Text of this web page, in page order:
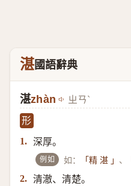
湛國語辭典
湛zhàn ㄓㄢˋ
形
1. 深厚。
例如 如： 「精 湛 」 、
2. 清澈、清楚。